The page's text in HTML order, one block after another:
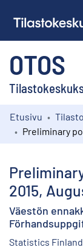
OTOS
Kokoelmat
Etusivu
2015,
Väestön
Statistics Finland